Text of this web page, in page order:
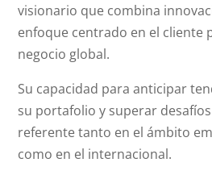
visionario que combina
enfoque centrado en el cliente
negocio global.
Su capacidad para anticipar
su portafolio y superar
referente tanto en el ámbito
como en el internacional.